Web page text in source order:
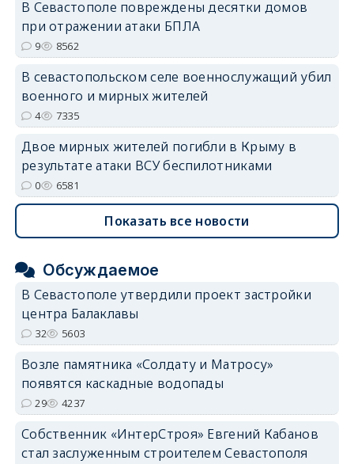
В Севастополе повреждены десятки домов
при отражении атаки БПЛА
9 8562
В севастопольском селе военнослужащий убил
военного и мирных жителей
4 7335
Двое мирных жителей погибли в Крыму в
результате атаки ВСУ беспилотниками
0 6581
Показать все новости
Обсуждаемое
В Севастополе утвердили проект застройки
центра Балаклавы
32 5603
Возле памятника «Солдату и Матросу»
появятся каскадные водопады
29 4237
Собственник «ИнтерСтроя» Евгений Кабанов
стал заслуженным строителем Севастополя